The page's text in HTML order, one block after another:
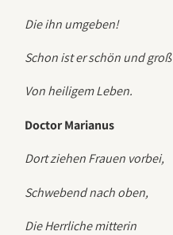
Die ihn umgeben!
Schon ist er schön und groß
Von heiligem Leben.
Doctor Marianus
Dort ziehen Frauen vorbei,
Schwebend nach oben,
Die Herrliche mitterin